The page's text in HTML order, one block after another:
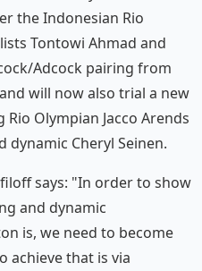
the Indonesian Rio
Tontowi Ahmad and
Adcock pairing from
will now also trial a new
Olympian Jacco Arends
Cheryl Seinen.
says: "In order to show
and dynamic
is, we need to become
achieve that is via